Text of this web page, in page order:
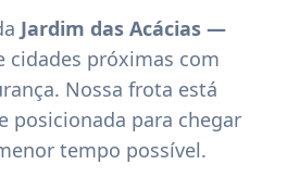
Jardim das Acácias —
cidades próximas com
Nossa frota está
posicionada para chegar
tempo possível.